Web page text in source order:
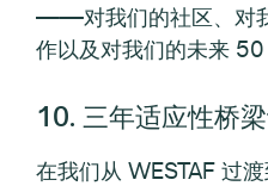
——对我们的社区、对
作以及对我们的未来 50
10. 三年适应性桥
在我们从 WESTAF 过